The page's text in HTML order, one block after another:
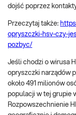
dojść poprzez
Przeczytaj także:
opryszczki-hsv-czy-
pozbyc/
Jeśli chodzi o wirusa
opryszczki narządów
około 491 milionów
populacji w tej grupie
Rozpowszechnienie